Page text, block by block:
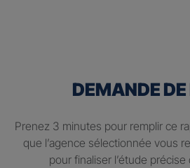
DEMANDE
Prenez 3 minutes pour remplir ce
que l’agence sélectionnée vous
pour finaliser l’étude